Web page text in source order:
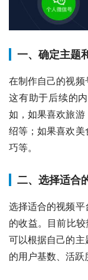
一、确定主题
在制作自己的视频
这有助于后续的
如，如果喜欢旅
绍等；如果喜欢
巧等。
二、选择适合
选择适合的视频
的收益。目前比
可以根据自己的
的用户基数、活跃